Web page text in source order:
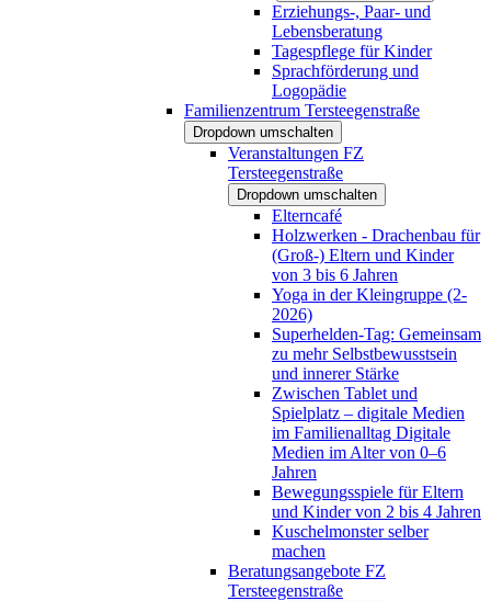
Erziehungs-, Paar- und
Lebensberatung
Tagespflege für Kinder
Sprachförderung und
Logopädie
Familienzentrum Tersteegenstraße
Dropdown umschalten
Veranstaltungen FZ
Tersteegenstraße
Dropdown umschalten
Elterncafé
Holzwerken - Drachenbau für
(Groß-) Eltern und Kinder
von 3 bis 6 Jahren
Yoga in der Kleingruppe (2-
2026)
Superhelden-Tag: Gemeinsam
zu mehr Selbstbewusstsein
und innerer Stärke
Zwischen Tablet und
Spielplatz – digitale Medien
im Familienalltag Digitale
Medien im Alter von 0–6
Jahren
Bewegungsspiele für Eltern
und Kinder von 2 bis 4 Jahren
Kuschelmonster selber
machen
Beratungsangebote FZ
Tersteegenstraße